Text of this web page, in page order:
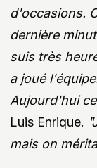
d'occasions.
dernière
suis très
a joué
Aujourd'hui
Luis Enrique.
mais on